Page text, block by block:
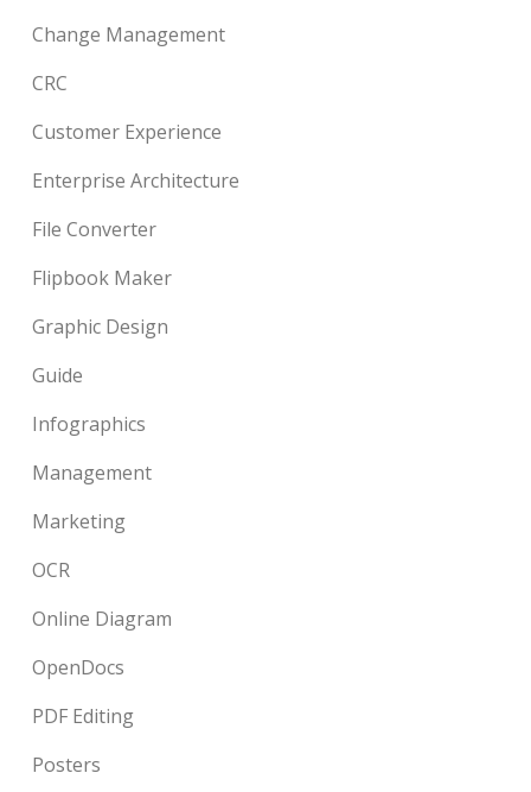
Change Management
CRC
Customer Experience
Enterprise Architecture
File Converter
Flipbook Maker
Graphic Design
Guide
Infographics
Management
Marketing
OCR
Online Diagram
OpenDocs
PDF Editing
Posters